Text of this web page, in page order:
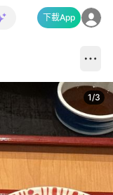
下載App
1/3